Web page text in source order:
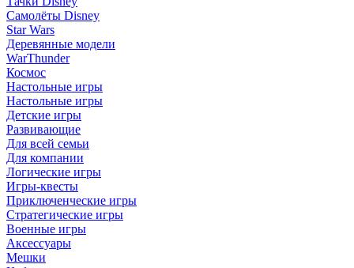
Самолёты Disney
Star Wars
Деревянные модели
WarThunder
Космос
Настольные игры
Настольные игры
Детские игры
Развивающие
Для всей семьи
Для компании
Логические игры
Игры-квесты
Приключенческие игры
Стратегические игры
Военные игры
Аксессуары
Мешки